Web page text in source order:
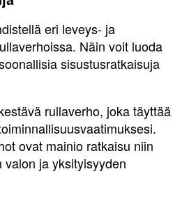
eri leveys- ja
Näin voit luoda
sisustusratkaisuja
rullaverho, joka täyttää
ovat mainio ratkaisu niin
ja yksityisyyden